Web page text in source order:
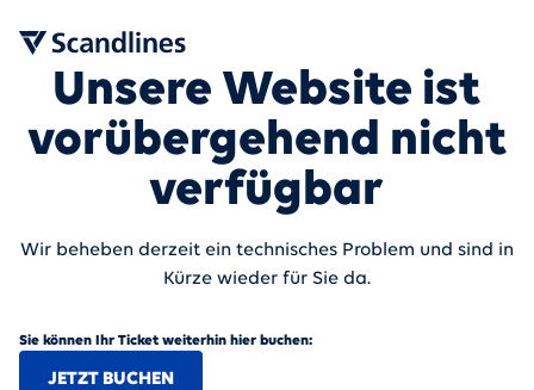
Unsere Website ist
vorübergehend nicht
verfügbar
Wir beheben derzeit ein technisches Problem und sind in
Kürze wieder für Sie da.
Sie können Ihr Ticket weiterhin hier buchen:
JETZT BUCHEN